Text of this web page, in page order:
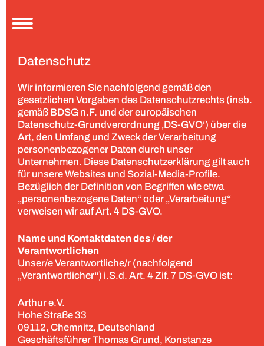
Festival
Rückblick 2024
Rückblick 2023
Kooperationspartner
Programm
Service
Jugendfilmjury
Förderungen
Presse
Kontakt
Datenschutz
Wir informieren Sie nachfolgend gemäß den
gesetzlichen Vorgaben des Datenschutzrechts (insb.
gemäß BDSG n.F. und der europäischen
Datenschutz-Grundverordnung ‚DS-GVO‘) über die
Art, den Umfang und Zweck der Verarbeitung
personenbezogener Daten durch unser
Unternehmen. Diese Datenschutzerklärung gilt auch
für unsere Websites und Sozial-Media-Profile.
Bezüglich der Definition von Begriffen wie etwa
„personenbezogene Daten“ oder „Verarbeitung“
verweisen wir auf Art. 4 DS-GVO.
Name und Kontaktdaten des / der
Verantwortlichen
Unser/e Verantwortliche/r (nachfolgend
„Verantwortlicher“) i.S.d. Art. 4 Zif. 7 DS-GVO ist:
Arthur e.V.
Hohe Straße 33
09112, Chemnitz, Deutschland
Geschäftsführer Thomas Grund, Konstanze